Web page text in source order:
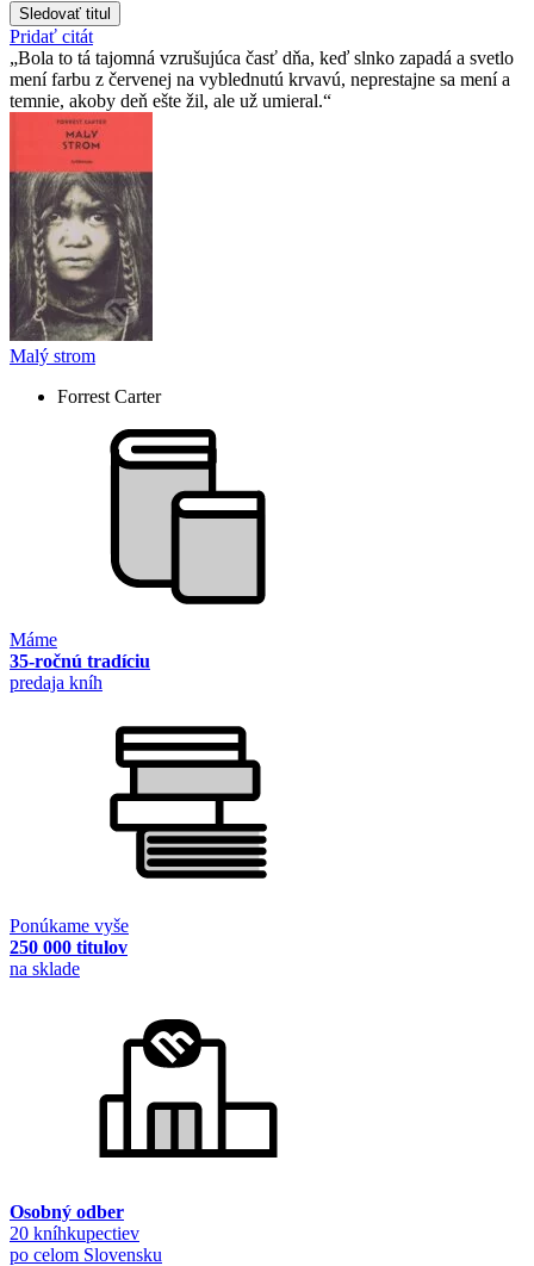
Sledovať titul
Pridať citát
Bola to tá tajomná vzrušujúca časť dňa, keď slnko zapadá a svetlo
mení farbu z červenej na vyblednutú krvavú, neprestajne sa mení a
temnie, akoby deň ešte žil, ale už umieral.
Malý strom
Forrest Carter
Máme
35-ročnú tradíciu
predaja kníh
Ponúkame vyše
250 000 titulov
na sklade
Osobný odber
20 kníhkupectiev
po celom Slovensku